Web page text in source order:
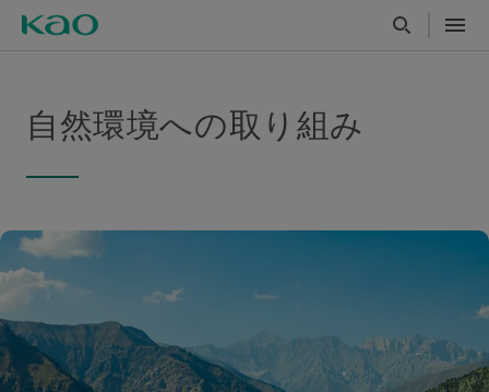
自然環境への取り組み